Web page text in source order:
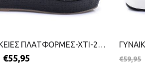
ΓΥΝΑΙΚΕΙΕΣ ΠΛΑΤΦΟΡΜΕΣ-XTI-2599-0096-ΜΑΥΡΟ
€55,95 €59,95